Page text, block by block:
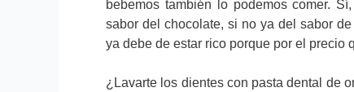
bebemos también lo podemos comer.
sabor del chocolate, si no ya del sabor
ya debe de estar rico porque por el
¿Lavarte los dientes con pasta dental de